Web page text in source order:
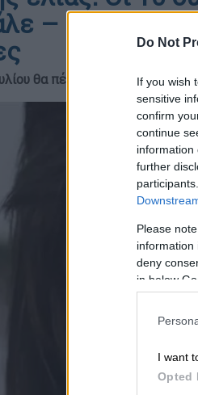
Do Not
If you wish
sensitive
confirm
continue
information
further
Please
information
deny
in below
I want
Opted
– Θάνατος
θα πέσει η αυλαία για τον